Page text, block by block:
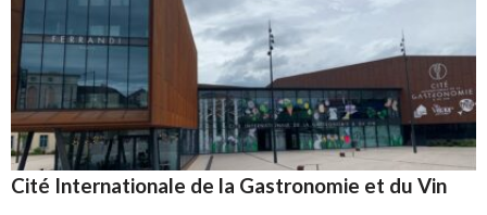
Cité Internationale de la Gastronomie et du Vin